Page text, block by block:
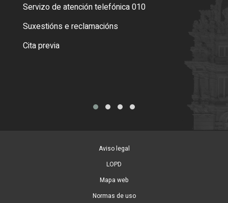
Servizo de atención telefónica 010
Suxestións e reclamacións
Cita previa
Aviso legal
LOPD
Mapa web
Normas de uso